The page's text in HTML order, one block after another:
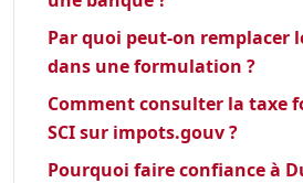
Par quoi peut-on remplacer
dans une formulation ?
Comment consulter la taxe
SCI sur impots.gouv ?
Pourquoi faire confiance à